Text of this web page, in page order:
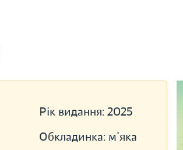
Рік видання: 2025
Обкладинка: м'яка